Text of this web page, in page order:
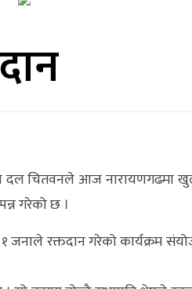
दल चितवनले आज नारायणगढमा
गरेको छ ।
जनाले रक्तदान गरेको कार्यक्रम